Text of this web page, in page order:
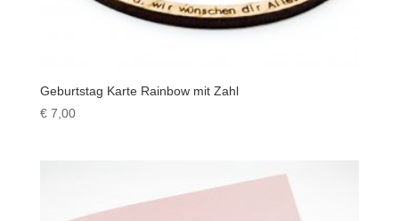
Geburtstag Karte Rainbow mit Zahl
€7,00